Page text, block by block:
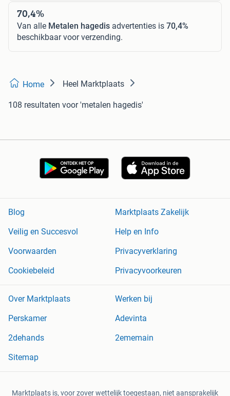
70,4%
Van alle Metalen hagedis advertenties is 70,4%
beschikbaar voor verzending.
Home Heel Marktplaats
108 resultaten voor 'metalen hagedis'
Blog
Marktplaats Zakelijk
Veilig en Succesvol
Help en Info
Voorwaarden
Privacyverklaring
Cookiebeleid
Privacyvoorkeuren
Over Marktplaats
Werken bij
Perskamer
Adevinta
2dehands
2ememain
Sitemap
Marktplaats is, voor zover wettelijk toegestaan, niet aansprakelijk